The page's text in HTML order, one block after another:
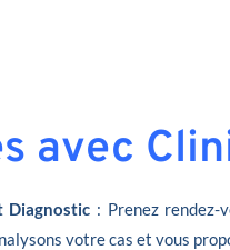
avec
Diagnostic : Prenez rendez-
votre cas et vous